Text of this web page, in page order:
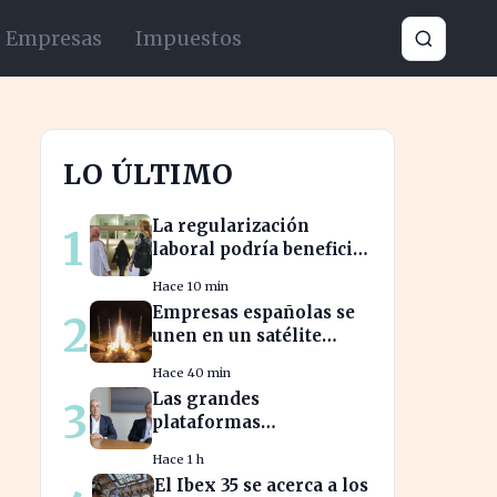
Empresas Impuestos
LO ÚLTIMO
1
La regularización
laboral podría beneficiar
en España este año.
Hace 10 min
2
Empresas españolas se
unen en un satélite
monitorear tormentas
europeas
Hace 40 min
3
Las grandes
plataformas
mercados privados y
redefinen la
Hace 1 h
El Ibex 35 se acerca a los